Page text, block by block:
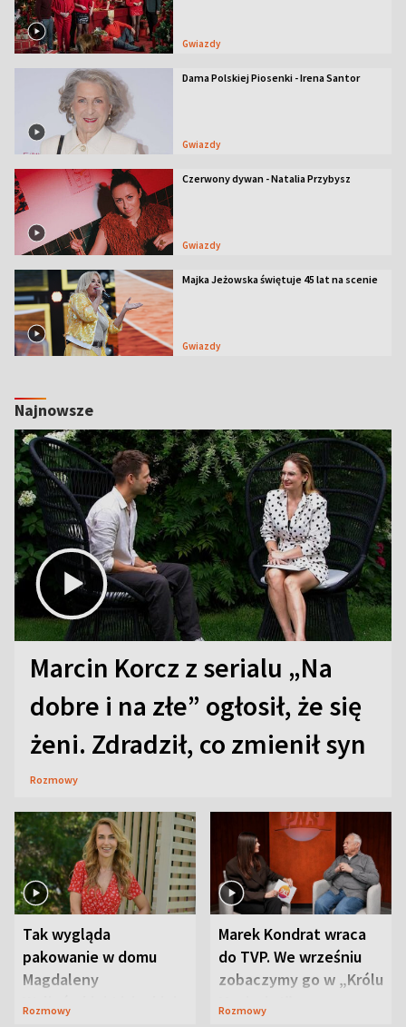
Gwiazdy
Dama Polskiej Piosenki - Irena Santor
Gwiazdy
Czerwony dywan - Natalia Przybysz
Gwiazdy
Majka Jeżowska świętuje 45 lat na scenie
Gwiazdy
Najnowsze
Marcin Korcz z serialu „Na
dobre i na złe” ogłosił, że się
żeni. Zdradził, co zmienił syn
Rozmowy
Tak wygląda
pakowanie w domu
Magdaleny
Waligórskiej-Lisieckiej.
Rozmowy
Marek Kondrat wraca
do TVP. We wrześniu
zobaczymy go w „Królu
Maciusiu I”
Rozmowy